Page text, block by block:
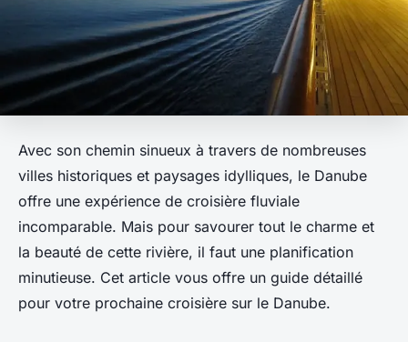
Avec son chemin sinueux à travers de nombreuses
villes historiques et paysages idylliques, le Danube
offre une expérience de croisière fluviale
incomparable. Mais pour savourer tout le charme et
la beauté de cette rivière, il faut une planification
minutieuse. Cet article vous offre un guide détaillé
pour votre prochaine croisière sur le Danube.